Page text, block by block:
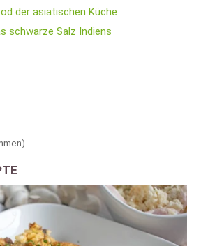
der asiatischen Küche
schwarze Salz Indiens